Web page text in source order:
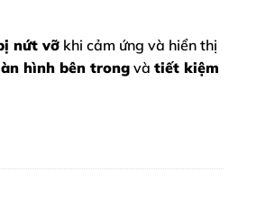
nứt vỡ khi cảm ứng và hiển thị
hình bên trong và tiết kiệm